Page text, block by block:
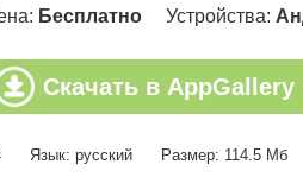
Бесплатно Устройства:
Скачать в AppGallery
Язык: русский Размер: 114.5 Мб